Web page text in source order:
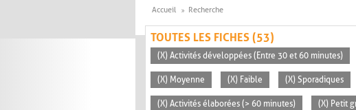
Accueil Recherche
TOUTES LES FICHES (53)
(X) Activités développées (Entre 30 et 60 minutes)
(X) Moyenne (X) Faible (X) Sporadiques
(X) Activités élaborées (> 60 minutes) (X) Petit